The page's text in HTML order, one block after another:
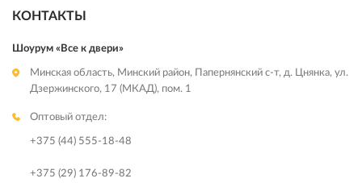
КОНТАКТЫ
Шоурум «Все к двери»
Минская область, Минский район, Папернянский с-т, д. Цнянка, ул.
Дзержинского, 17 (МКАД), пом. 1
Оптовый отдел:
+375 (44) 555-18-48
+375 (29) 176-89-82